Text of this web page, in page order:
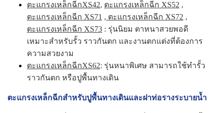
ตะแกรงเหล็กฉีกXS42, ตะแกรงเหล็กฉีก XS52 ,
ตะแกรงเหล็กฉีก XS71 , ตะแกรงเหล็กฉีก XS72 ,
ตะแกรงเหล็กฉีก XS73 : รุ่นนิยม ตาหนาสวยพอดี
เหมาะสำหรับรั้ว ราวกันตก และงานตกแต่งที่ต้องการ
ความสวยงาม
ตะแกรงเหล็กฉีกXS62: รุ่นหนาพิเศษ สามารถใช้ทำรั้ว
ราวกันตก หรือปูพื้นทางเดิน
ตะแกรงเหล็กฉีกสำหรับปูพื้นทางเดินและฝาท่อรางระบายน้ำ